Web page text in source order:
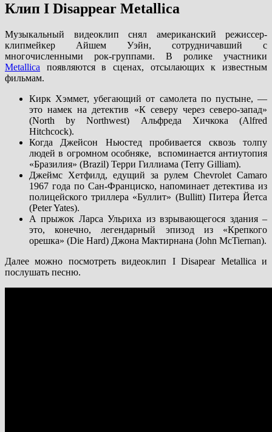
Клип I Disappear Metallica
Музыкальный видеоклип снял американский режиссер-
клипмейкер Айшем Уэйн, сотрудничавший с
многочисленными рок-группами. В ролике участники
Metallica появляются в сценах, отсылающих к известным
фильмам.
Кирк Хэммет, убегающий от самолета по пустыне, —
это намек на детектив «К северу через северо-запад»
(North by Northwest) Альфреда Хичкока (Alfred
Hitchcock).
Когда Джейсон Ньюстед пробивается сквозь толпу
людей в огромном особняке, вспоминается антиутопия
«Бразилия» (Brazil) Терри Гиллиама (Terry Gilliam).
Джеймс Хетфилд, едущий за рулем Chevrolet Camaro
1967 года по Сан-Франциско, напоминает детектива из
полицейского триллера «Буллит» (Bullitt) Питера Йетса
(Peter Yates).
А прыжок Ларса Ульриха из взрывающегося здания –
это, конечно, легендарный эпизод из «Крепкого
орешка» (Die Hard) Джона Мактирнана (John McTiernan).
Далее можно посмотреть видеоклип I Disapear Metallica и
послушать песню.